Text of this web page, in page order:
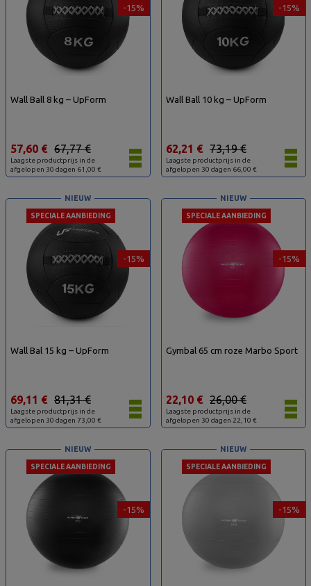
-15%
Wall Ball 8 kg – UpForm
Laagste productprijs in de
afgelopen 30 dagen 61,00 €
67,77 €
57,60 €
-15%
Wall Ball 10 kg – UpForm
Laagste productprijs in de
afgelopen 30 dagen 66,00 €
73,19 €
62,21 €
-15%
SPECIALE AANBIEDING
NIEUW
Wall Bal 15 kg – UpForm
Laagste productprijs in de
afgelopen 30 dagen 73,00 €
81,31 €
69,11 €
-15%
SPECIALE AANBIEDING
NIEUW
Gymbal 65 cm roze Marbo Sport
Laagste productprijs in de
afgelopen 30 dagen 22,10 €
26,00 €
22,10 €
-15%
SPECIALE AANBIEDING
NIEUW
-15%
SPECIALE AANBIEDING
NIEUW